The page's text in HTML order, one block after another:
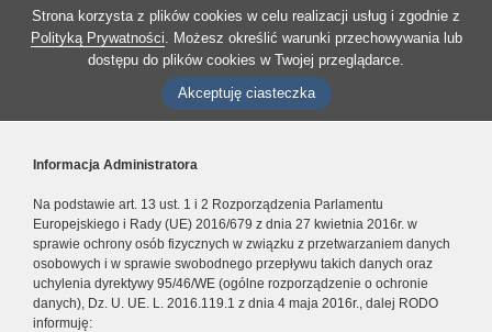
Strona korzysta z plików cookies w celu realizacji usług i zgodnie z
Polityką Prywatności. Możesz określić warunki przechowywania lub
dostępu do plików cookies w Twojej przeglądarce.
Akceptuję ciasteczka
Informacja Administratora
Na podstawie art. 13 ust. 1 i 2 Rozporządzenia Parlamentu
Europejskiego i Rady (UE) 2016/679 z dnia 27 kwietnia 2016r. w
sprawie ochrony osób fizycznych w związku z przetwarzaniem danych
osobowych i w sprawie swobodnego przepływu takich danych oraz
uchylenia dyrektywy 95/46/WE (ogólne rozporządzenie o ochronie
danych), Dz. U. UE. L. 2016.119.1 z dnia 4 maja 2016r., dalej RODO
informuję: